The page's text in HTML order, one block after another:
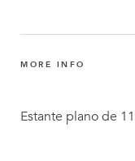
MORE INFO
Estante plano de